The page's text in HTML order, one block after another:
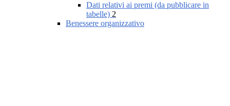
Dati relativi ai premi (da pubblicare in
tabelle) 2
Benessere organizzativo